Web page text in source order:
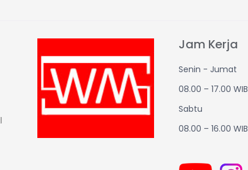
Jam Kerja
Senin - Jumat
08.00 – 17.00 WIB
Sabtu
08.00 – 16.00 WIB